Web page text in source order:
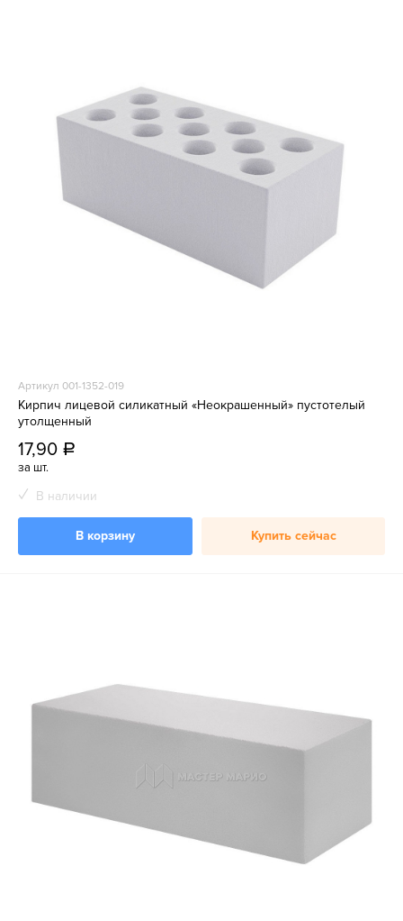
Артикул 001-1352-019
Кирпич лицевой силикатный «Неокрашенный» пустотелый
утолщенный
17,90 a
за шт.
В наличии
В корзину Купить сейчас